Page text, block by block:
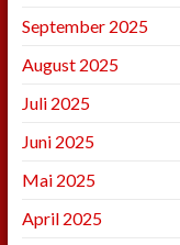
September 2025
August 2025
Juli 2025
Juni 2025
Mai 2025
April 2025